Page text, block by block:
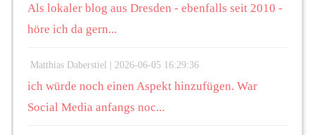
Als lokaler blog aus Dresden - ebenfalls seit 2010 -
höre ich da gern...
Matthias Daberstiel | 2026-06-05 16:29:36
ich würde noch einen Aspekt hinzufügen. War
Social Media anfangs noc...